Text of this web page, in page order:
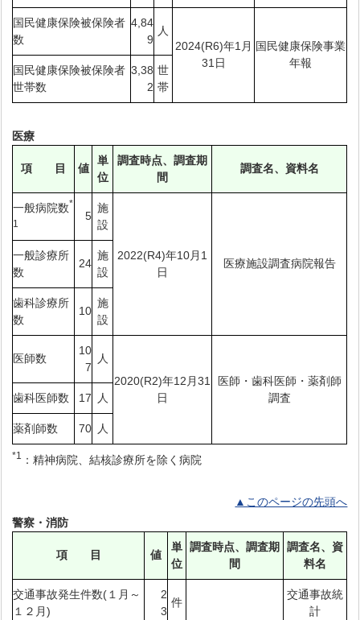
国民健康保険被保険者
数
4,84
9
人
2024(R6)年1月
31日
国民健康保険事業
年報
国民健康保険被保険者
世帯数
3,38
2
世
帯
医療
項 目 値
単
位
調査時点、調査期
間
調査名、資料名
一般病院数*
1
5
施
設
2022(R4)年10月1
日
医療施設調査病院報告
一般診療所
数
24
施
設
歯科診療所
数
10
施
設
医師数
10
7
人
2020(R2)年12月31
日
医師・歯科医師・薬剤師
調査
歯科医師数 17 人
薬剤師数 70 人
*1 ：精神病院、結核診療所を除く病院
▲このページの先頭へ
警察・消防
項 目 値
単
位
調査時点、調査期
間
調査名、資
料名
交通事故発生件数(１月～
１２月)
2
3
件
交通事故統
計